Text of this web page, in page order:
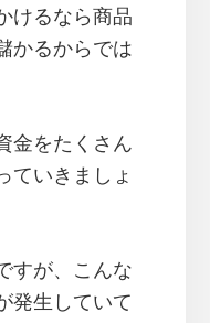
けるなら商品
かるからでは
金をたくさん
ていきましょ
すが、こんな
発生していて